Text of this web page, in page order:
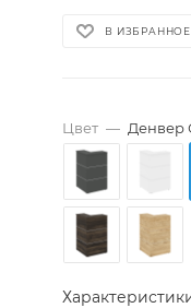
В ИЗБРАННОЕ
Цвет — Денвер